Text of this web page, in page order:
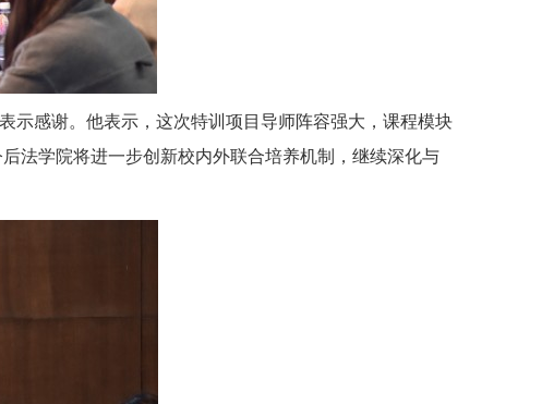
示感谢。他表示，这次特训项目导师阵容强大，课程模块
法学院将进一步创新校内外联合培养机制，继续深化与